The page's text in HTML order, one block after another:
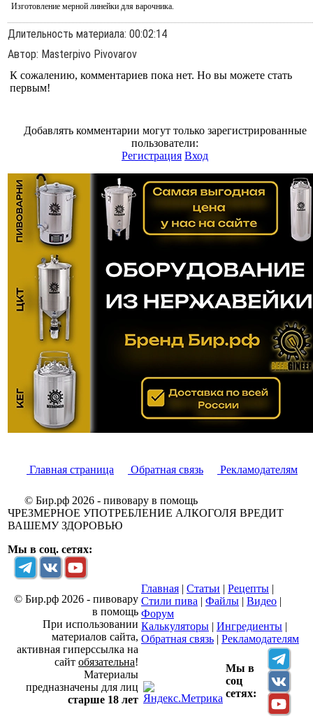
Изготовление мерной линейки для варочника.
Длительность материала: 00:02:14
Автор: Masterpivo Pivovarov
К сожалению, комментариев пока нет. Но вы можете стать
первым!
Добавлять комментарии могут только зарегистрированные
пользователи:
Регистрация Вход
Главная страница Обратная связь Рекламодателям
© Бир.рф 2026 - пивовару в помощь
ЧРЕЗМЕРНОЕ УПОТРЕБЛЕНИЕ АЛКОГОЛЯ ВРЕДИТ
ВАШЕМУ ЗДОРОВЬЮ
Мы в соц. сетях:
© Бир.рф 2026 - пивовару
в помощь
При использовании
материалов сайта,
активная гиперссылка на
сайт обязательна!
Материалы
предназначены для лиц
старше 18 лет
Главная | Статьи | Рецепты |
Стили пива | Файлы | Видео |
Форум
Калькуляторы | Ингредиенты |
Обратная связь | Рекламодателям
Мы в
соц
сетях: